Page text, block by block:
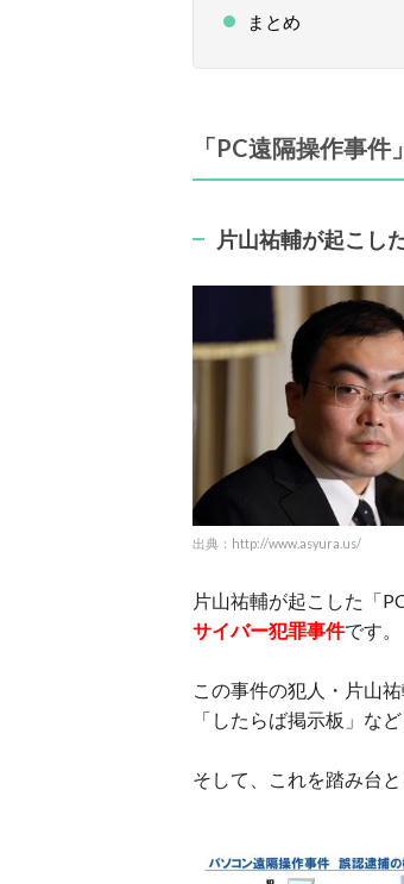
まとめ
「PC遠隔操作事件
片山祐輔が起こし
出典：http://www.asyura.us/
片山祐輔が起こした「
サイバー犯罪事件です。
この事件の犯人・片山
「したらば掲示板」な
そして、これを踏み台